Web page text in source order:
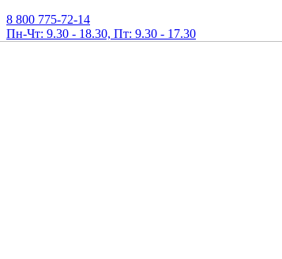
8 800 775-72-14
Пн-Чт: 9.30 - 18.30, Пт: 9.30 - 17.30